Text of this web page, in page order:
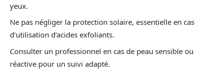
yeux.
Ne pas négliger la protection solaire, essentielle en cas
d’utilisation d’acides exfoliants.
Consulter un professionnel en cas de peau sensible ou
réactive pour un suivi adapté.